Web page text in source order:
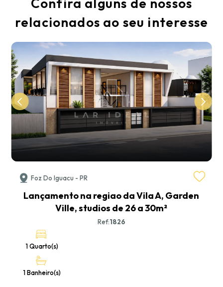
relacionados ao seu interesse
Foz Do Iguacu - PR
Lançamento na regiao da Vila A, Garden
Ville, studios de 26 a 30m²
Ref:1826
1 Quarto(s)
1 Banheiro(s)